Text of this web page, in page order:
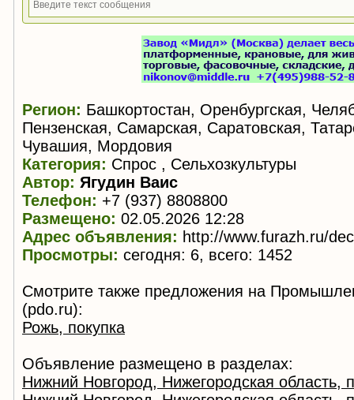
Регион: Башкортостан, Оренбургская,
Пензенская, Самарская, Саратовская,
Чувашия, Мордовия
Категория: Спрос , Сельхозкультуры
Автор: Ягудин Ваис
Телефон: +7 (937) 8808800
Размещено: 02.05.2026 12:28
Адрес объявления: http://www.furazh.ru/
Просмотры: сегодня: 6, всего: 1452
Смотрите также предложения на
(pdo.ru):
Рожь, покупка
Объявление размещено в разделах:
Нижний Новгород, Нижегородская область,